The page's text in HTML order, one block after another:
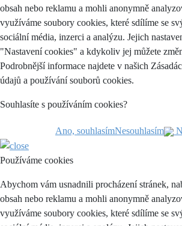
obsah nebo reklamu a mohli anonymně
využíváme soubory cookies, které sdílíme se
sociální média, inzerci a analýzu. Jejich
"Nastavení cookies" a kdykoliv jej můžete
Podrobnější informace najdete v našich
údajů a používání souborů cookies.
Souhlasíte s používáním cookies?
Ano, souhlasímNesouhlasím
Používáme cookies
Abychom vám usnadnili procházení stránek,
obsah nebo reklamu a mohli anonymně
využíváme soubory cookies, které sdílíme se